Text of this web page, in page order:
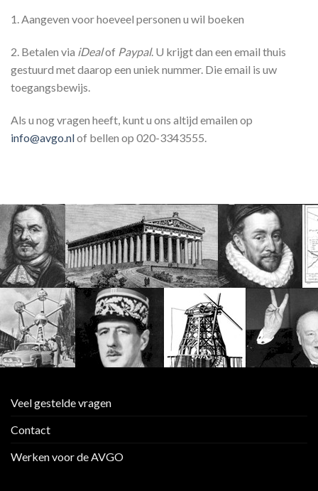
1. Aangeven voor hoeveel personen u wil boeken
2. Betalen via iDealof Paypal. U krijgt dan een email thuis
gestuurd met daarop een uniek nummer. Die email is uw
toegangsbewijs.
Als u nog vragen heeft, kunt u ons altijd emailen op
info@avgo.nlof bellen op 020-3343555.
Veel gestelde vragen
Contact
Werken voor de AVGO